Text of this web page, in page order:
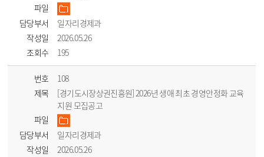
파일
담당부서
일자리경제과
작성일
2026.05.26
조회수
195
번호
108
제목
[경기도시장상권진흥원] 2026년 생애 최초 경영안정화 교육
지원 모집공고
파일
담당부서
일자리경제과
작성일
2026.05.26